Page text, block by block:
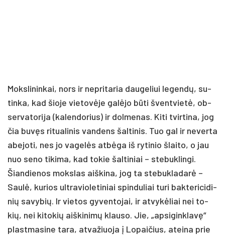
Moks­li­nin­kai, nors ir ne­pri­ta­ria dau­ge­liui le­gen­dų, su­
tin­ka, kad šio­je vie­to­vė­je ga­lė­jo bū­ti švent­vie­tė, ob­
ser­va­to­ri­ja (ka­len­do­rius) ir dol­me­nas. Ki­ti tvir­ti­na, jog
čia bu­vęs ri­tua­li­nis van­dens šal­ti­nis. Tuo gal ir ne­ver­ta
abe­jo­ti, nes jo va­ge­lės at­bė­ga iš ry­ti­nio šlai­to, o jau
nuo se­no ti­ki­ma, kad to­kie šal­ti­niai – ste­buk­lin­gi.
Šian­die­nos moks­las aiš­ki­na, jog ta ste­buk­la­da­rė –
Sau­lė, ku­rios ult­ra­vio­le­ti­niai spin­du­liai tu­ri bak­te­ri­ci­di­
nių sa­vy­bių. Ir vie­tos gy­ven­to­jai, ir at­vy­kė­liai nei to­
kių, nei ki­to­kių aiš­ki­ni­mų klau­so. Jie, „ap­si­gink­la­vę“
plast­ma­si­ne ta­ra, at­va­žiuo­ja į Lo­pai­čius, atei­na prie